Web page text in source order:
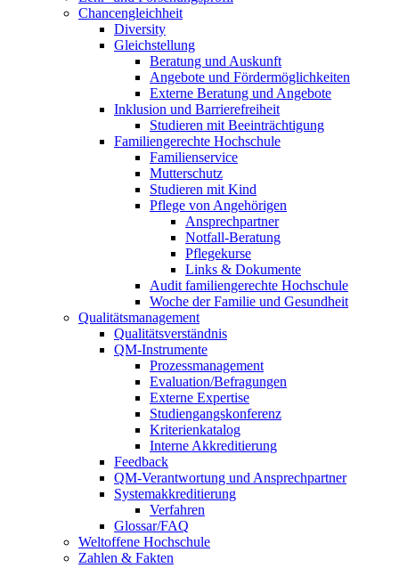
Chancengleichheit
Diversity
Gleichstellung
Beratung und Auskunft
Angebote und Fördermöglichkeiten
Externe Beratung und Angebote
Inklusion und Barrierefreiheit
Studieren mit Beeinträchtigung
Familiengerechte Hochschule
Familienservice
Mutterschutz
Studieren mit Kind
Pflege von Angehörigen
Ansprechpartner
Notfall-Beratung
Pflegekurse
Links & Dokumente
Audit familiengerechte Hochschule
Woche der Familie und Gesundheit
Qualitätsmanagement
Qualitätsverständnis
QM-Instrumente
Prozessmanagement
Evaluation/Befragungen
Externe Expertise
Studiengangskonferenz
Kriterienkatalog
Interne Akkreditierung
Feedback
QM-Verantwortung und Ansprechpartner
Systemakkreditierung
Verfahren
Glossar/FAQ
Weltoffene Hochschule
Zahlen & Fakten